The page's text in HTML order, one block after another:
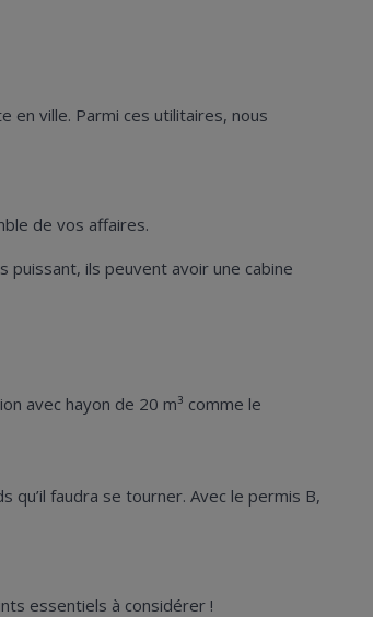
en ville. Parmi ces utilitaires, nous
de vos affaires.
ils peuvent avoir une cabine
avec hayon de 20 m³ comme le
qu’il faudra se tourner. Avec le permis B,
essentiels à considérer !